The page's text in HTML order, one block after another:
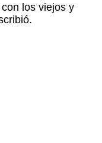
los viejos y